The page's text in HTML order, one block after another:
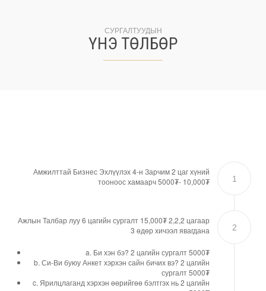
СУРГАЛТУУДЫН
ҮНЭ ТӨЛБӨР
1
Амжилттай Бизнес Эхлүүлэх 4-н Зарчим 2 цаг хүний
тооноос хамаарч 5000₮- 10,000₮
2
Ажлын Талбар луу 6 цагийн сургалт 15,000₮ 2,2,2 цагаар
3 өдөр хичээл явагдана
a. Би хэн бэ? 2 цагийн сургалт 5000₮
b. Си-Ви буюу Анкет хэрхэн сайн бичих вэ? 2 цагийн
сургалт 5000₮
c. Ярилцлаганд хэрхэн өөрийгөө бэлтгэх нь 2 цагийн